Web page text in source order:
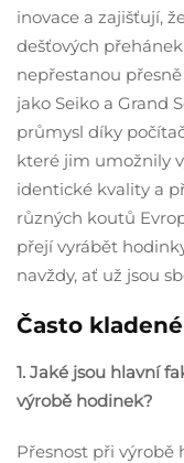
inovace a zajišťují,
dešťových
nepřestanou
jako Seiko a Grand
průmysl díky
které jim umožnily
identické kvality a
různých koutů
přejí vyrábět
navždy, ať už jsou
Často
1. Jaké jsou hlavní
výrobě hodinek?
Přesnost při